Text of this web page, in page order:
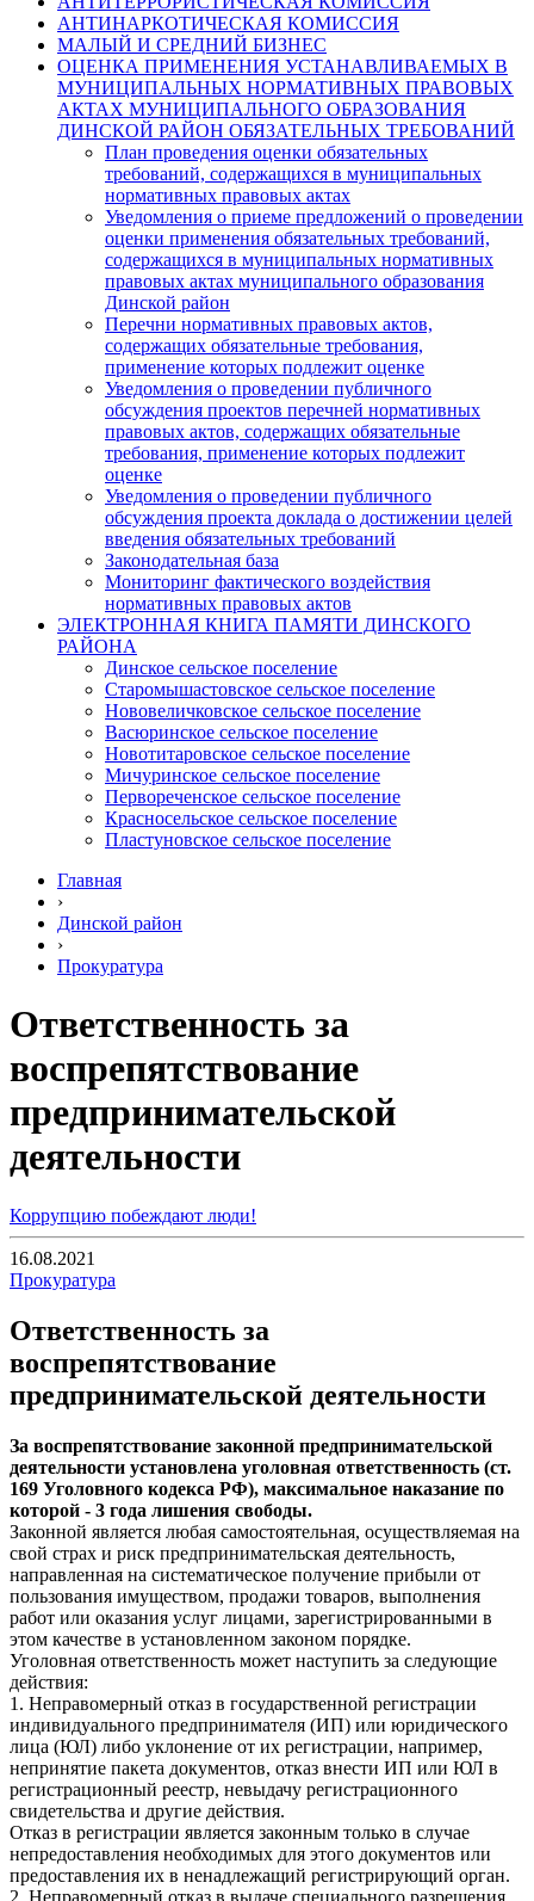
АНТИНАРКОТИЧЕСКАЯ КОМИССИЯ
МАЛЫЙ И СРЕДНИЙ БИЗНЕС
ОЦЕНКА ПРИМЕНЕНИЯ УСТАНАВЛИВАЕМЫХ В
МУНИЦИПАЛЬНЫХ НОРМАТИВНЫХ ПРАВОВЫХ
АКТАХ МУНИЦИПАЛЬНОГО ОБРАЗОВАНИЯ
ДИНСКОЙ РАЙОН ОБЯЗАТЕЛЬНЫХ ТРЕБОВАНИЙ
План проведения оценки обязательных
требований, содержащихся в муниципальных
нормативных правовых актах
Уведомления о приеме предложений о проведении
оценки применения обязательных требований,
содержащихся в муниципальных нормативных
правовых актах муниципального образования
Динской район
Перечни нормативных правовых актов,
содержащих обязательные требования,
применение которых подлежит оценке
Уведомления о проведении публичного
обсуждения проектов перечней нормативных
правовых актов, содержащих обязательные
требования, применение которых подлежит
оценке
Уведомления о проведении публичного
обсуждения проекта доклада о достижении целей
введения обязательных требований
Законодательная база
Мониторинг фактического воздействия
нормативных правовых актов
ЭЛЕКТРОННАЯ КНИГА ПАМЯТИ ДИНСКОГО
РАЙОНА
Динское сельское поселение
Старомышастовское сельское поселение
Нововеличковское сельское поселение
Васюринское сельское поселение
Новотитаровское сельское поселение
Мичуринское сельское поселение
Первореченское сельское поселение
Красносельское сельское поселение
Пластуновское сельское поселение
Главная
›
Динской район
›
Прокуратура
Ответственность за
воспрепятствование
предпринимательской
деятельности
Коррупцию побеждают люди!
16.08.2021
Прокуратура
Ответственность за
воспрепятствование
предпринимательской деятельности
За воспрепятствование законной предпринимательской
деятельности установлена уголовная ответственность (ст.
169 Уголовного кодекса РФ), максимальное наказание по
которой - 3 года лишения свободы.
Законной является любая самостоятельная, осуществляемая на
свой страх и риск предпринимательская деятельность,
направленная на систематическое получение прибыли от
пользования имуществом, продажи товаров, выполнения
работ или оказания услуг лицами, зарегистрированными в
этом качестве в установленном законом порядке.
Уголовная ответственность может наступить за следующие
действия:
1. Неправомерный отказ в государственной регистрации
индивидуального предпринимателя (ИП) или юридического
лица (ЮЛ) либо уклонение от их регистрации, например,
непринятие пакета документов, отказ внести ИП или ЮЛ в
регистрационный реестр, невыдачу регистрационного
свидетельства и другие действия.
Отказ в регистрации является законным только в случае
непредоставления необходимых для этого документов или
предоставления их в ненадлежащий регистрирующий орган.
2. Неправомерный отказ в выдаче специального разрешения